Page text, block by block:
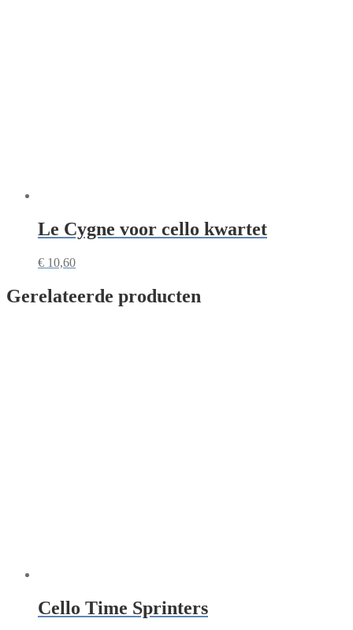
Le Cygne voor cello kwartet
€ 10,60
Gerelateerde producten
Cello Time Sprinters